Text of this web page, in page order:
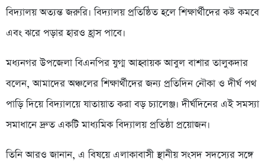
বিদ্যালয় অত্যন্ত জরুরি। বিদ্যালয় প্রতিষ্ঠিত হলে শিক্ষার্থীদের কষ্ট কমবে
এবং ঝরে পড়ার হারও হ্রাস পাবে।
মধ্যনগর উপজেলা বিএনপির যুগ্ম আহ্বায়ক আবুল বাশার তালুকদার
বলেন, আমাদের অঞ্চলের শিক্ষার্থীদের জন্য প্রতিদিন নৌকা ও দীর্ঘ পথ
পাড়ি দিয়ে বিদ্যালয়ে যাতায়াত করা বড় চ্যালেঞ্জ। দীর্ঘদিনের এই সমস্যা
সমাধানে দ্রুত একটি মাধ্যমিক বিদ্যালয় প্রতিষ্ঠা প্রয়োজন।
তিনি আরও জানান, এ বিষয়ে এলাকাবাসী স্থানীয় সংসদ সদস্যের সঙ্গে